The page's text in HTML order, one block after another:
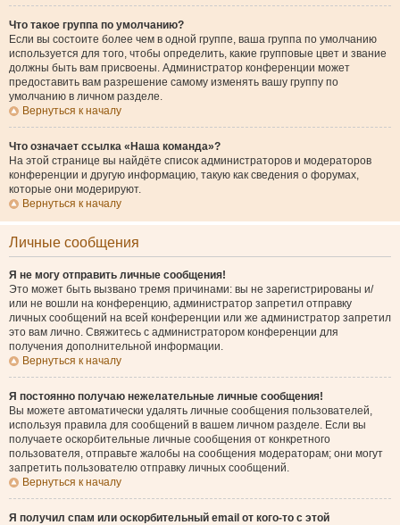
Что такое группа по умолчанию?
Если вы состоите более чем в одной группе, ваша группа по умолчанию
используется для того, чтобы определить, какие групповые цвет и звание
должны быть вам присвоены. Администратор конференции может
предоставить вам разрешение самому изменять вашу группу по
умолчанию в личном разделе.
Вернуться к началу
Что означает ссылка «Наша команда»?
На этой странице вы найдёте список администраторов и модераторов
конференции и другую информацию, такую как сведения о форумах,
которые они модерируют.
Вернуться к началу
Личные сообщения
Я не могу отправить личные сообщения!
Это может быть вызвано тремя причинами: вы не зарегистрированы и/
или не вошли на конференцию, администратор запретил отправку
личных сообщений на всей конференции или же администратор запретил
это вам лично. Свяжитесь с администратором конференции для
получения дополнительной информации.
Вернуться к началу
Я постоянно получаю нежелательные личные сообщения!
Вы можете автоматически удалять личные сообщения пользователей,
используя правила для сообщений в вашем личном разделе. Если вы
получаете оскорбительные личные сообщения от конкретного
пользователя, отправьте жалобы на сообщения модераторам; они могут
запретить пользователю отправку личных сообщений.
Вернуться к началу
Я получил спам или оскорбительный email от кого-то с этой